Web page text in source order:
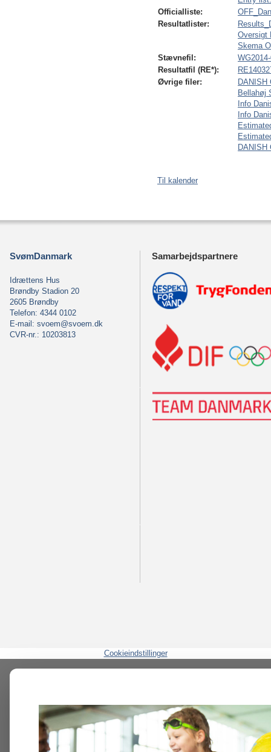
Officialliste:
Resultatlister:
Oversigt
Skema
Stævnefil:
Resultatfil (RE*):
Øvrige filer:
DANISH
Bellahøj
Info
Info
DANISH
Til kalender
SvømDanmark
Idrættens Hus
Brøndby Stadion 20
2605 Brøndby
Telefon: 4344 0102
E-mail: svoem@svoem.dk
CVR-nr.: 10203813
Samarbejdspartnere
Cookieindstillinger